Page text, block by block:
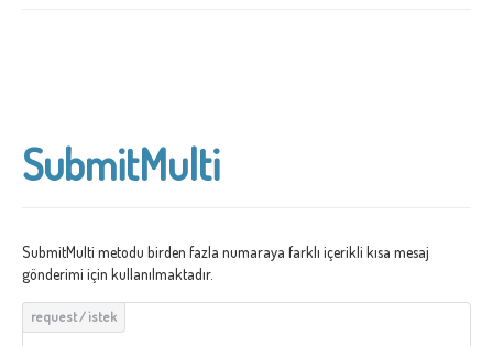
SubmitMulti
SubmitMulti metodu birden fazla numaraya farklı içerikli kısa mesaj
gönderimi için kullanılmaktadır.